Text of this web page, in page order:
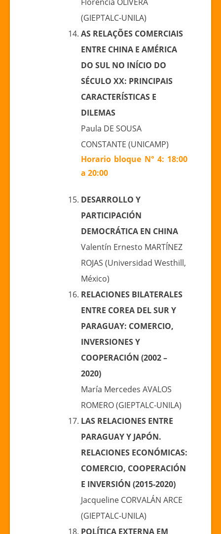
(GIEPTALC-UNILA)
AS RELAÇÕES COMERCIAIS
ENTRE CHINA E AMÉRICA
DO SUL NO INÍCIO DO
SÉCULO XX: PRINCIPAIS
CARACTERÍSTICAS E
DILEMAS
Paula DE SOUSA
CONSTANTE (UNICAMP)
Horario bloque N° 4: 18:00
a 20:00
DESARROLLO Y
PARTICIPACIÓN
DEMOCRÁTICA EN CHINA
Valentín Ernesto MARTÍNEZ
ROJAS (Universidad Westhill,
México)
RELACIONES BILATERALES
ENTRE COREA DEL SUR Y
PARAGUAY: COMERCIO,
INVERSIONES Y
COOPERACIÓN (2002 –
2020)
María Mercedes AVALOS
ROMERO (GIEPTALC-UNILA)
LAS RELACIONES ENTRE
PARAGUAY Y JAPÓN.
RELACIONES ECONÓMICAS:
COMERCIO, COOPERACIÓN
E INVERSIÓN (2015-2020)
Jacqueline CORVALÁN ARCE
(GIEPTALC-UNILA)
POLÍTICA EXTERNA EM